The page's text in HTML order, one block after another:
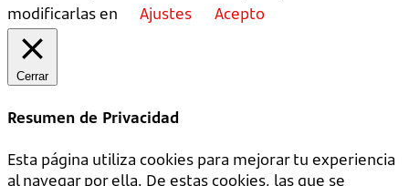
modificarlas en
Ajustes Acepto
Cerrar
Resumen de Privacidad
Esta página utiliza cookies para mejorar tu experiencia
al navegar por ella. De estas cookies, las que se